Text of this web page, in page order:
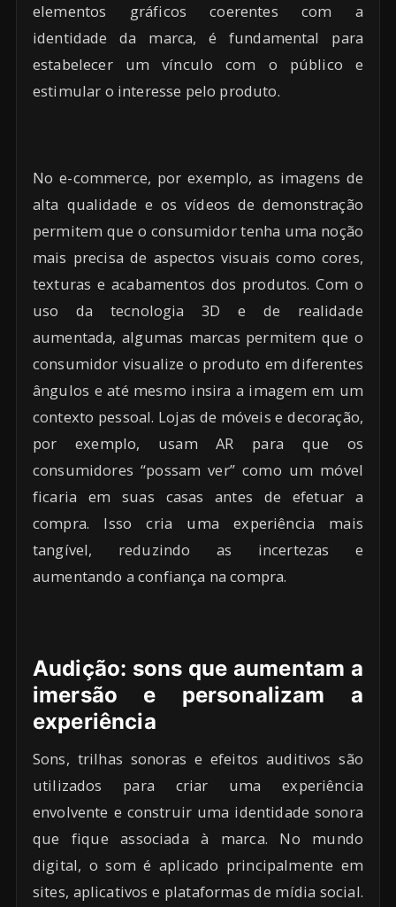
elementos gráficos coerentes com a
identidade da marca, é fundamental para
estabelecer um vínculo com o público e
estimular o interesse pelo produto.
No e-commerce, por exemplo, as imagens de
alta qualidade e os vídeos de demonstração
permitem que o consumidor tenha uma noção
mais precisa de aspectos visuais como cores,
texturas e acabamentos dos produtos. Com o
uso da tecnologia 3D e de realidade
aumentada, algumas marcas permitem que o
consumidor visualize o produto em diferentes
ângulos e até mesmo insira a imagem em um
contexto pessoal. Lojas de móveis e decoração,
por exemplo, usam AR para que os
consumidores “possam ver” como um móvel
ficaria em suas casas antes de efetuar a
compra. Isso cria uma experiência mais
tangível, reduzindo as incertezas e
aumentando a confiança na compra.
Audição: sons que aumentam a
imersão e personalizam a
experiência
Sons, trilhas sonoras e efeitos auditivos são
utilizados para criar uma experiência
envolvente e construir uma identidade sonora
que fique associada à marca. No mundo
digital, o som é aplicado principalmente em
sites, aplicativos e plataformas de mídia social.